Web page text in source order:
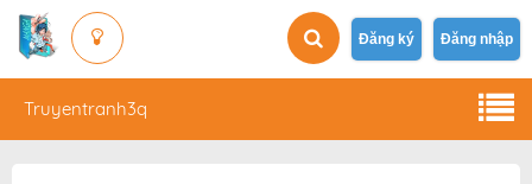
Đăng ký Đăng nhập
Truyentranh3q